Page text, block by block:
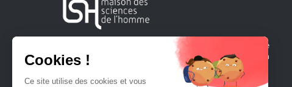
Créée en 1963, la Fondation Maison Sciences de l'Homme
soutient la recherche et la diffusion des connaissances en
sciences humaines et sociales.